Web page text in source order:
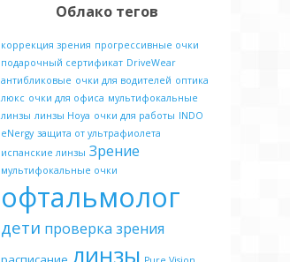
Облако тегов
коррекция зрения прогрессивные очки
подарочный сертификат DriveWear
антибликовые очки для водителей оптика
люкс очки для офиса мультифокальные
линзы линзы Hoya очки для работы INDO
eNergy защита от ультрафиолета
испанские линзы Зрение
мультифокальные очки
офтальмолог
дети проверка зрения
линзы